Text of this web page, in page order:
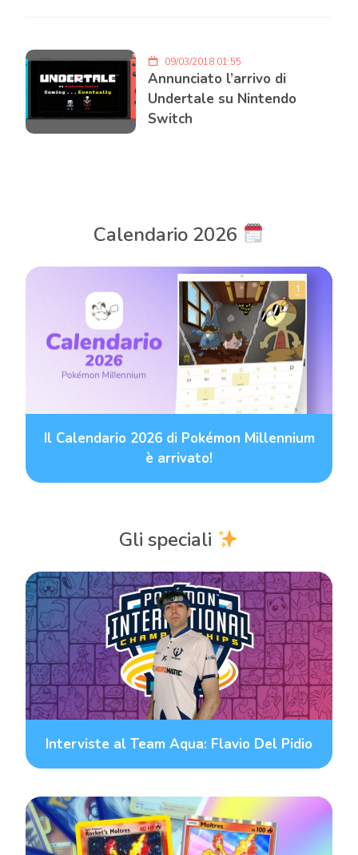
09/03/2018 01:55
Annunciato l’arrivo di
Undertale su Nintendo
Switch
Calendario 2026
Il Calendario 2026 di Pokémon Millennium
è arrivato!
Gli speciali
Interviste al Team Aqua: Flavio Del Pidio